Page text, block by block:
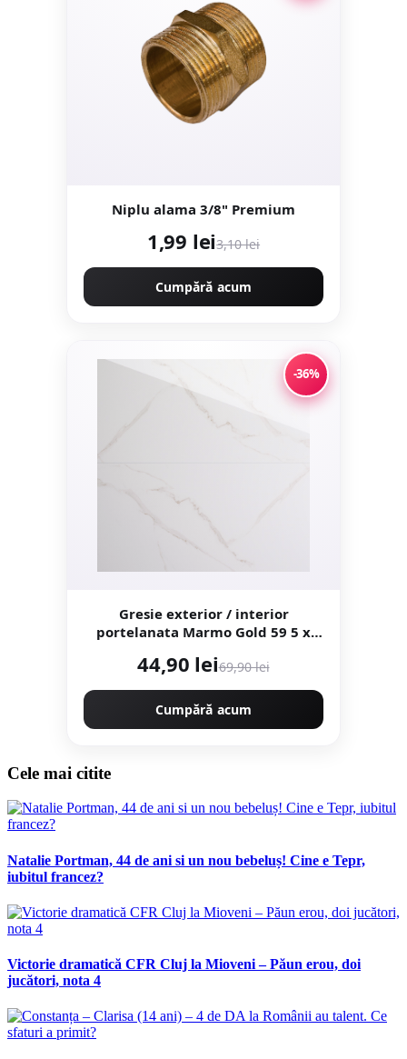
Niplu alama 3/8" Premium
1,99 lei3,10 lei
Cumpără acum
-36%
Gresie exterior / interior
portelanata Marmo Gold 59 5 x
marmura
44,90 lei69,90 lei
Cumpără acum
Cele mai citite
Natalie Portman, 44 de ani si un nou bebeluș! Cine e Tepr,
iubitul francez?
Victorie dramatică CFR Cluj la Mioveni – Păun erou, doi
jucători, nota 4